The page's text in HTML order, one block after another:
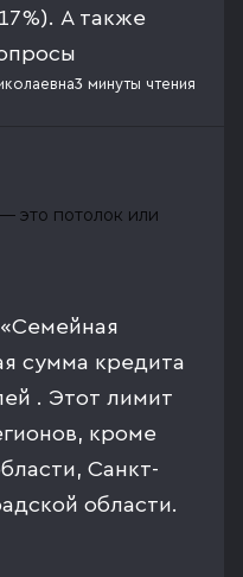
А также
3 минуты чтения
сумма кредита
. Этот лимит
кроме
Санкт-
области.